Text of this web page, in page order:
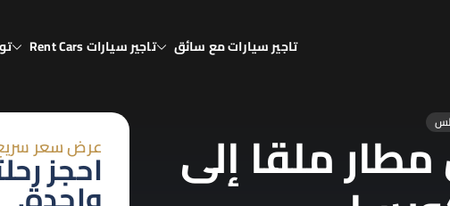
تاجير سيارات مع سائق تاجير سيارات Rent Cars
ملقا إلى عرض سعر
احجز